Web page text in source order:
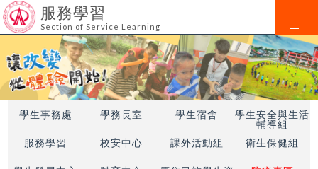
服務學習
Section of Service Learning
學生事務處 學務長室 學生宿舍
學生安全與生活
輔導組
服務學習
校安中心 課外活動組 衛生保健組